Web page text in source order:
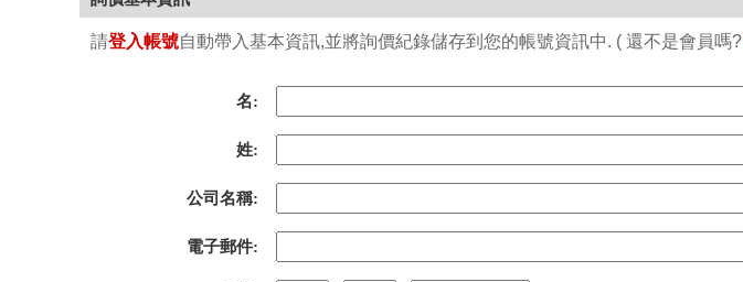
請登入帳號自動帶入基本資訊,並將詢價紀錄儲存到您的帳號資訊中. ( 還不是會員嗎?
名:
姓:
公司名稱:
電子郵件: